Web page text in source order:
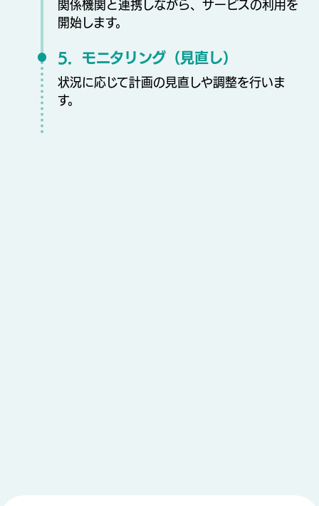
関係機関と連携しながら、サービスの利用を
開始します。
5．モニタリング（見直し）
状況に応じて計画の見直しや調整を行いま
す。